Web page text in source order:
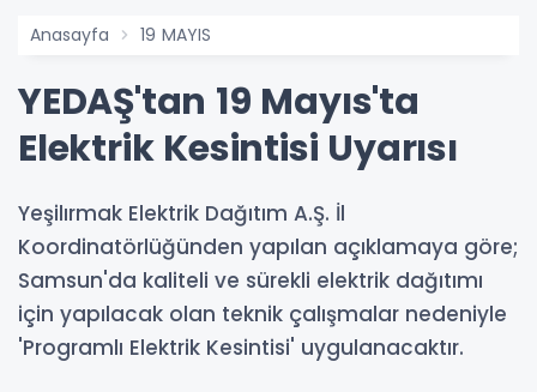
Anasayfa 19 MAYIS
YEDAŞ'tan 19 Mayıs'ta
Elektrik Kesintisi Uyarısı
Yeşilırmak Elektrik Dağıtım A.Ş. İl
Koordinatörlüğünden yapılan açıklamaya göre;
Samsun'da kaliteli ve sürekli elektrik dağıtımı
için yapılacak olan teknik çalışmalar nedeniyle
'Programlı Elektrik Kesintisi' uygulanacaktır.